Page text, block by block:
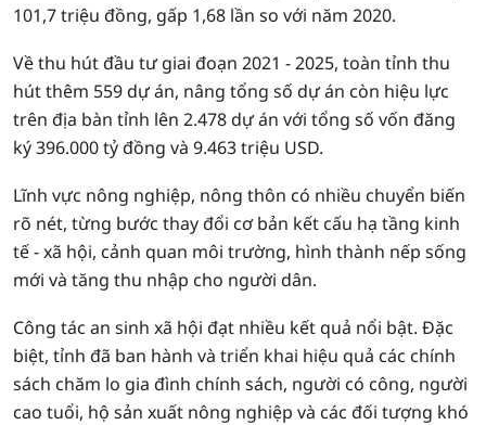
101,7 triệu đồng, gấp 1,68 lần so với năm 2020.
Về thu hút đầu tư giai đoạn 2021 - 2025, toàn tỉnh thu
hút thêm 559 dự án, nâng tổng số dự án còn hiệu lực
trên địa bàn tỉnh lên 2.478 dự án với tổng số vốn đăng
ký 396.000 tỷ đồng và 9.463 triệu USD.
Lĩnh vực nông nghiệp, nông thôn có nhiều chuyển biến
rõ nét, từng bước thay đổi cơ bản kết cấu hạ tầng kinh
tế - xã hội, cảnh quan môi trường, hình thành nếp sống
mới và tăng thu nhập cho người dân.
Công tác an sinh xã hội đạt nhiều kết quả nổi bật. Đặc
biệt, tỉnh đã ban hành và triển khai hiệu quả các chính
sách chăm lo gia đình chính sách, người có công, người
cao tuổi, hộ sản xuất nông nghiệp và các đối tượng khó